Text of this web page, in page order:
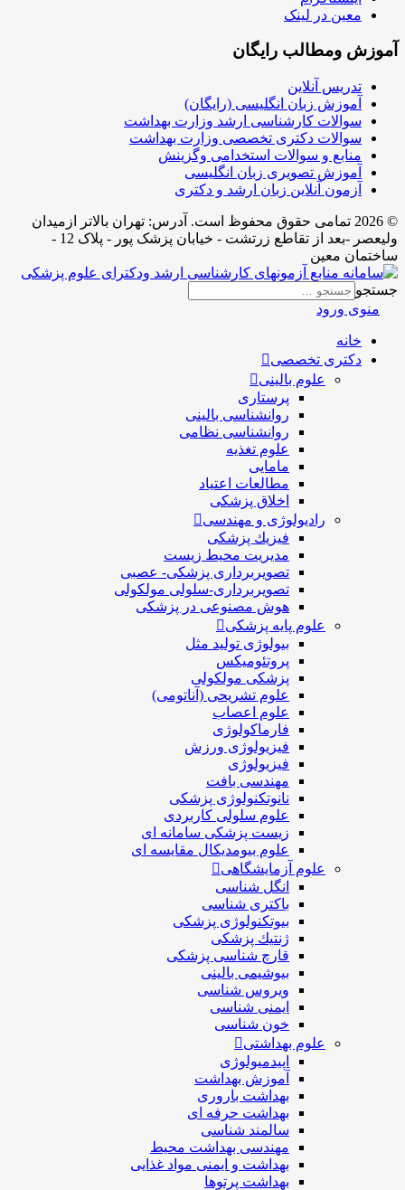
معین در لینک
آموزش ومطالب رایگان
تدریس آنلاین
آموزش زبان انگلیسی (رایگان)
سوالات کارشناسی ارشد وزارت بهداشت
سوالات دکتری تخصصی وزارت بهداشت
منابع و سوالات استخدامی وگزینش
آموزش تصویری زبان انگلیسی
آزمون آنلاین زبان ارشد و دکتری
© 2026 تمامی حقوق محفوظ است. آدرس:‌ تهران بالاتر ازمیدان
ولیعصر -بعد از تقاطع زرتشت - خیابان پزشک پور - پلاک 12 -
ساختمان معین
جستجو
منوی ورود
خانه
دکتری تخصصی
علوم بالینی
پرستاری
روانشناسی بالینی
روانشناسی نظامی
علوم تغذیه
مامایی
مطالعات اعتیاد
اخلاق پزشکی
رادیولوژی و مهندسی
فيزيك پزشکی
مدیریت محیط زیست
تصویربرداری پزشکی- عصبی
تصویربرداری-سلولی مولکولی
هوش مصنوعی در پزشکی
علوم پایه پزشکی
بیولوژی تولید مثل
پروتئومیکس
پزشکی مولکولی
علوم تشریحی (آناتومی)
علوم اعصاب
فارماکولوژی
فیزیولوژی ورزش
فیزیولوژی
مهندسی بافت
نانوتکنولوژی پزشکی
علوم سلولی کاربردی
زیست پزشکی سامانه ای
علوم بیومدیکال مقایسه ای
علوم آزمایشگاهی
انگل شناسی
باکتری شناسی
بیوتکنولوژی پزشکی
ژنتيك پزشکی
قارچ شناسی پزشكی
بیوشیمی بالینی
ویروس شناسی
ایمنی شناسی
خون شناسی
علوم بهداشتی
اپیدمیولوژی
آموزش بهداشت
بهداشت باروری
بهداشت حرفه ای
سالمند شناسی
مهندسی بهداشت محيط
بهداشت و ایمنی مواد غذایی
بهداشت پرتوها